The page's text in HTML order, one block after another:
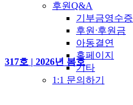
후원Q&A
기부금영수증
후원ᐧ후원금
아동결연
홈페이지
기타
1:1 문의하기
317호 | 2026년 봄호